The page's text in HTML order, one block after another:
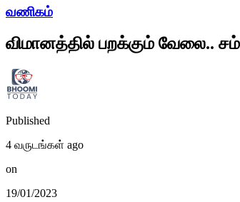
வணிகம்
விமானத்தில் பறக்கும் வேலை..
Published
4 வருடங்கள் ago
on
19/01/2023